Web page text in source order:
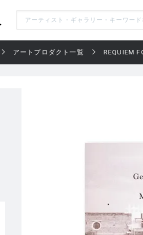
アートプロダクト一覧 REQUIEM